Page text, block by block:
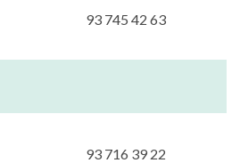
93 745 42 63
93 716 39 22